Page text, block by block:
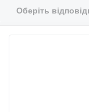
Оберіть